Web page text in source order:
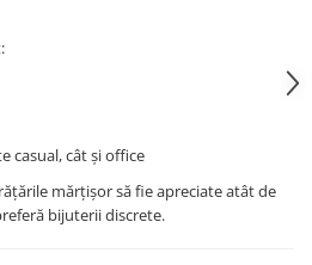
casual, cât și office
mărțișor să fie apreciate atât de
bijuterii discrete.